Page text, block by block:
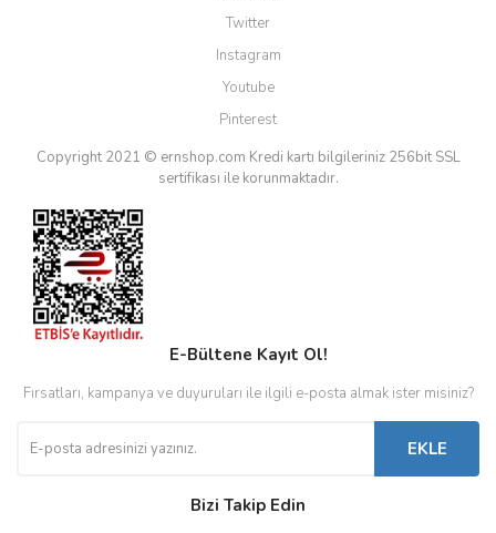
Twitter
Instagram
Youtube
Pinterest
Copyright 2021 © ernshop.com Kredi kartı bilgileriniz 256bit SSL
sertifikası ile korunmaktadır.
E-Bültene Kayıt Ol!
Fırsatları, kampanya ve duyuruları ile ilgili e-posta almak ister misiniz?
EKLE
Bizi Takip Edin